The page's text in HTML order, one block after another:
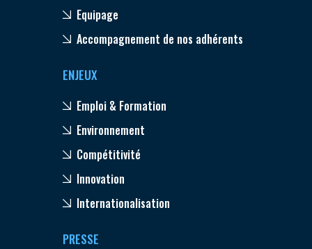
Equipage
Accompagnement de nos adhérents
ENJEUX
Emploi & Formation
Environnement
Compétitivité
Innovation
Internationalisation
PRESSE